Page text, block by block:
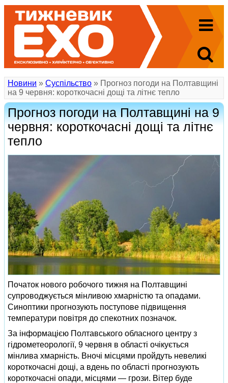
Новини » Суспільство » Прогноз погоди на Полтавщині
на 9 червня: короткочасні дощі та літнє тепло
Прогноз погоди на Полтавщині на 9
червня: короткочасні дощі та літнє
тепло
Початок нового робочого тижня на Полтавщині
супроводжується мінливою хмарністю та опадами.
Синоптики прогнозують поступове підвищення
температури повітря до спекотних позначок.
За інформацією Полтавського обласного центру з
гідрометеорології, 9 червня в області очікується
мінлива хмарність. Вночі місцями пройдуть невеликі
короткочасні дощі, а вдень по області прогнозують
короткочасні опади, місцями — грози. Вітер буде